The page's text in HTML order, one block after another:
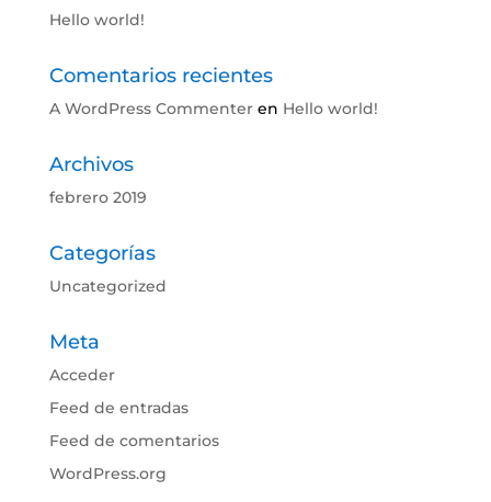
Hello world!
Comentarios recientes
A WordPress Commenteren Hello world!
Archivos
febrero 2019
Categorías
Uncategorized
Meta
Acceder
Feed de entradas
Feed de comentarios
WordPress.org